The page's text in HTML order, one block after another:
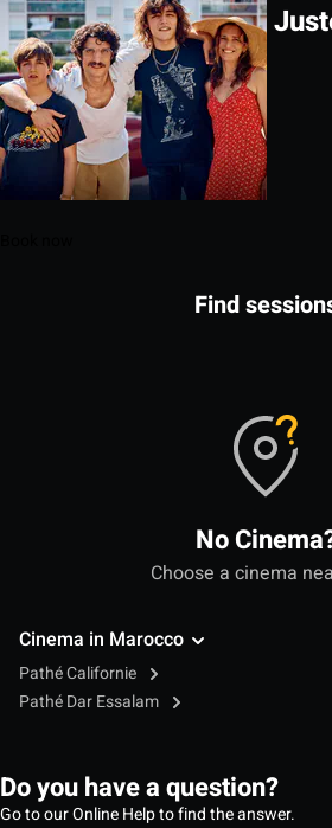
Find
No
Choose a cinema
Cinema in Marocco
Pathé Californie
Pathé Dar Essalam
Do you have a question?
Go to our Online Help to find the answer.